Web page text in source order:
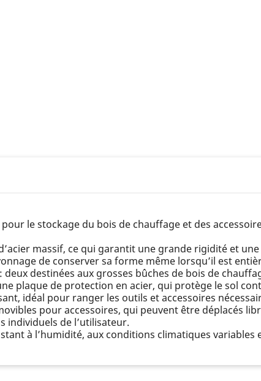
le stockage du bois de chauffage et des
massif, ce qui garantit une grande rigidité et
de conserver sa forme même lorsqu’il est
destinées aux grosses bûches de bois de
plaque de protection en acier, qui protège le sol
idéal pour ranger les outils et accessoires
pour accessoires, qui peuvent être déplacés
individuels de l’utilisateur.
à l’humidité, aux conditions climatiques